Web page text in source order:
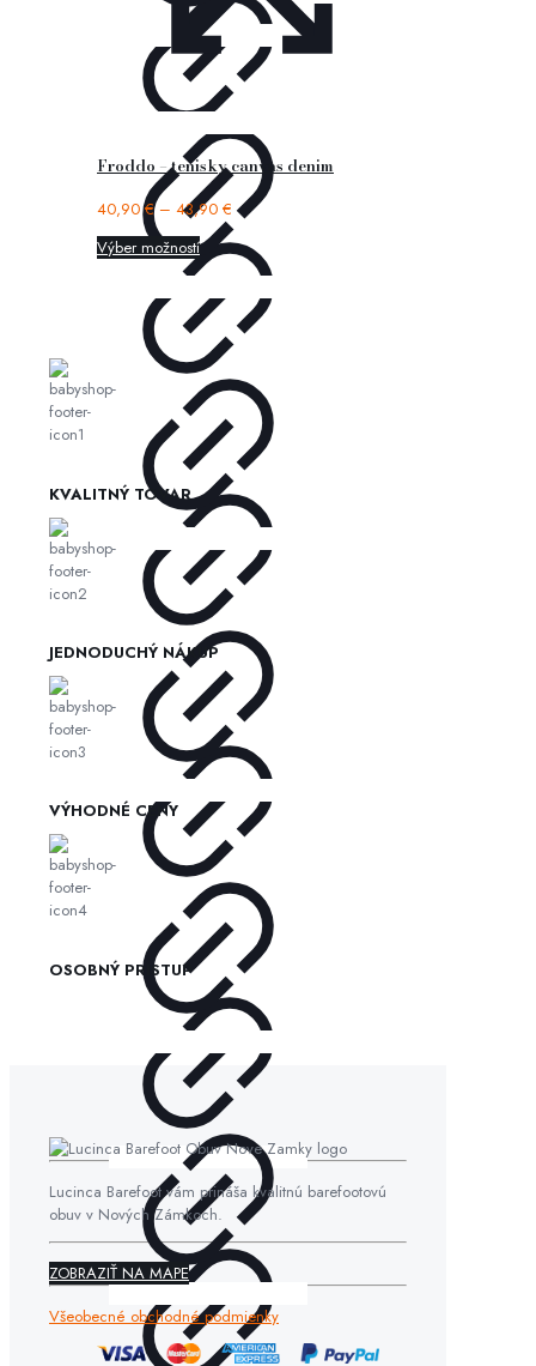
Froddo – tenisky canvas denim
40,90€– 43,90 €
Výber možností
KVALITNÝ TOVAR
JEDNODUCHÝ NÁKUP
VÝHODNÉ CENY
OSOBNÝ PRÍSTUP
Lucinca Barefoot vám prináša kvalitnú barefootovú
obuv v Nových Zámkoch.
ZOBRAZIŤ NA MAPE
Všeobecné obchodné podmienky